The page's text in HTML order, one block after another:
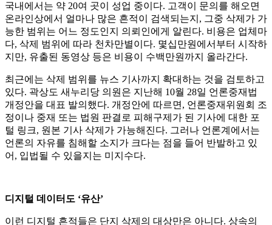
국내에서는 약 20여 곳이 성업 중이다. 고객이 문의를 해오면
온라인상에서 얼마나 많은 흔적이 검색되는지, 그중 삭제가 가
능한 범위는 어느 정도인지 의뢰인에게 알린다. 비용은 업체마
다, 삭제 범위에 따라 천차만별이다. 몇십만원에서부터 시작하
지만, 유출된 동영상 등은 비용이 수백만원까지 올라간다.
최근에는 삭제 범위를 뉴스 기사까지 확대하는 것을 검토하고
있다. 곽상도 새누리당 의원은 지난해 10월 28일 언론중재법
개정안을 대표 발의했다. 개정안에 따르면, 언론중재위원회 조
정이나 중재 또는 법원 판결로 피해구제가 된 기사에 대한 포
털 링크, 원본 기사 삭제가 가능해진다. 그러나 언론계에서는
언론의 자유를 침해할 소지가 크다는 점을 들어 반발하고 있
어, 입법될 수 있을지는 미지수다.
디지털 데이터도 ‘유산’
이런 디지털 흔적들은 단지 삭제의 대상만은 아니다. 상속의